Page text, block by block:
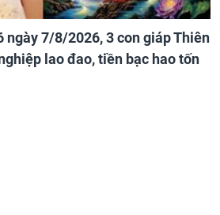
ngày 7/8/2026, 3 con giáp Thiên
lao đao, tiền bạc hao tốn